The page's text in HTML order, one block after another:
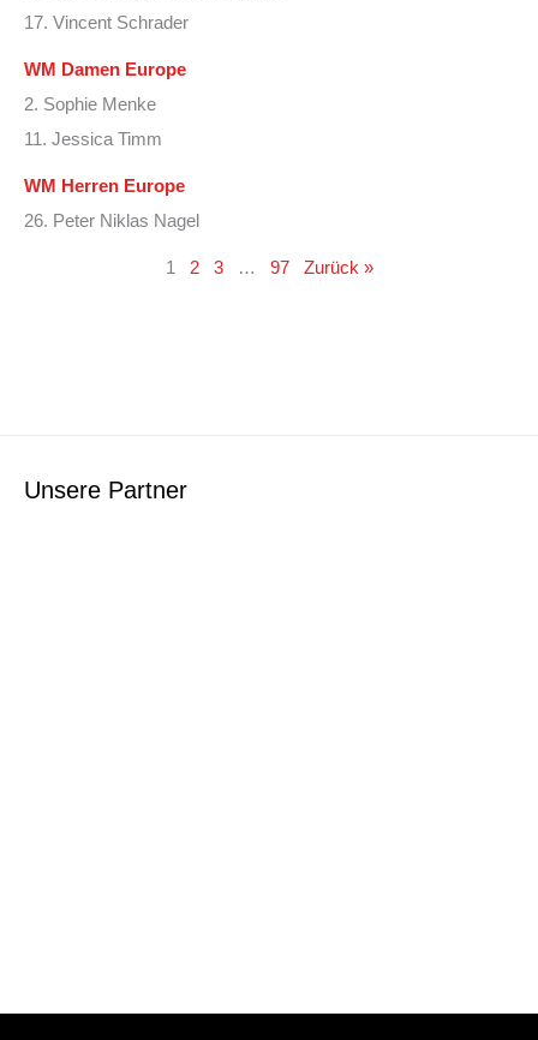
17. Vincent Schrader
WM Damen Europe
2. Sophie Menke
11. Jessica Timm
WM Herren Europe
26. Peter Niklas Nagel
1 2 3 … 97 Zurück »
Unsere Partner